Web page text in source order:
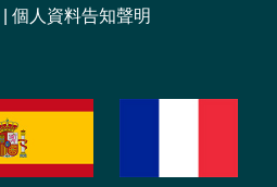
個人資料告知聲明